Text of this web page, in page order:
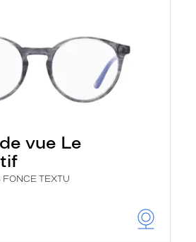
vue Le
FONCE TEXTU